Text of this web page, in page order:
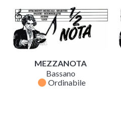
MEZZANOTA
Bassano
fiber_manual_record Ordinabile